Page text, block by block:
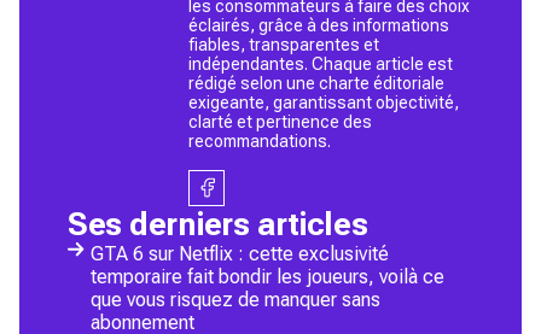
les consommateurs à faire des choix
éclairés, grâce à des informations
fiables, transparentes et
indépendantes. Chaque article est
rédigé selon une charte éditoriale
exigeante, garantissant objectivité,
clarté et pertinence des
recommandations.
Ses derniers articles
GTA 6 sur Netflix : cette exclusivité
temporaire fait bondir les joueurs, voilà ce
que vous risquez de manquer sans
abonnement